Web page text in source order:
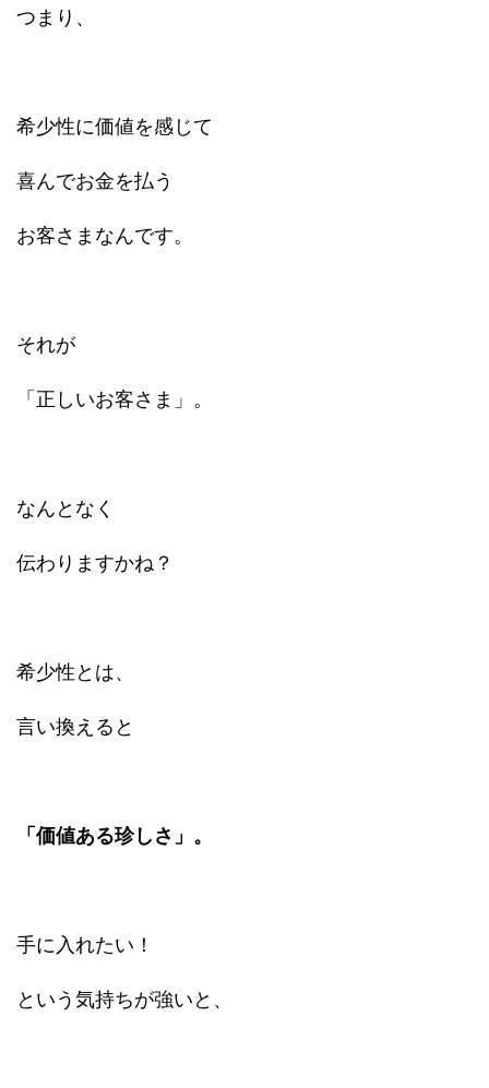
つまり、
希少性に価値を感じて
喜んでお金を払う
お客さまなんです。
それが
「正しいお客さま」。
なんとなく
伝わりますかね？
希少性とは、
言い換えると
「価値ある珍しさ」。
手に入れたい！
という気持ちが強いと、